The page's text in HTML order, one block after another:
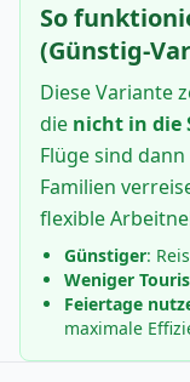
So
(Günstig-
Diese Variante
die nicht in die
Flüge sind
Familien
flexible
Günstiger:
Weniger
Feiertage
maximale